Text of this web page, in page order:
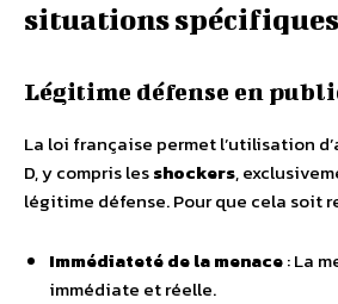
situations spécifiques
Légitime défense en
La loi française permet l’utilisation
D, y compris lesshockers,
légitime défense. Pour que cela soit
Immédiateté de la menace: La
immédiate et réelle.